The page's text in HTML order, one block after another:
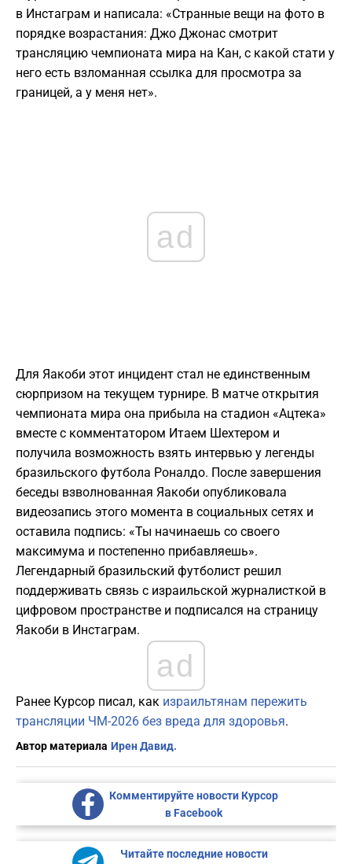
в Инстаграм и написала: «Странные вещи на фото в
порядке возрастания: Джо Джонас смотрит
трансляцию чемпионата мира на Кан, с какой стати у
него есть взломанная ссылка для просмотра за
границей, а у меня нет».
ad
Для Яакоби этот инцидент стал не единственным
сюрпризом на текущем турнире. В матче открытия
чемпионата мира она прибыла на стадион «Ацтека»
вместе с комментатором Итаем Шехтером и
получила возможность взять интервью у легенды
бразильского футбола Роналдо. После завершения
беседы взволнованная Яакоби опубликовала
видеозапись этого момента в социальных сетях и
оставила подпись: «Ты начинаешь со своего
максимума и постепенно прибавляешь».
Легендарный бразильский футболист решил
поддерживать связь с израильской журналисткой в
цифровом пространстве и подписался на страницу
Яакоби в Инстаграм.
ad
Ранее Курсор писал, как израильтянам пережить
трансляции ЧМ-2026 без вреда для здоровья.
Автор материала Ирен Давид.
Комментируйте новости Курсор
в Facebook
Читайте последние новости